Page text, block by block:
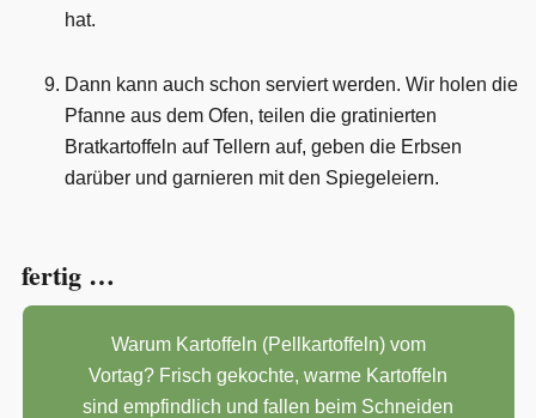
hat.
Dann kann auch schon serviert werden. Wir holen die
Pfanne aus dem Ofen, teilen die gratinierten
Bratkartoffeln auf Tellern auf, geben die Erbsen
darüber und garnieren mit den Spiegeleiern.
fertig …
Warum Kartoffeln (Pellkartoffeln) vom
Vortag? Frisch gekochte, warme Kartoffeln
sind empfindlich und fallen beim Schneiden